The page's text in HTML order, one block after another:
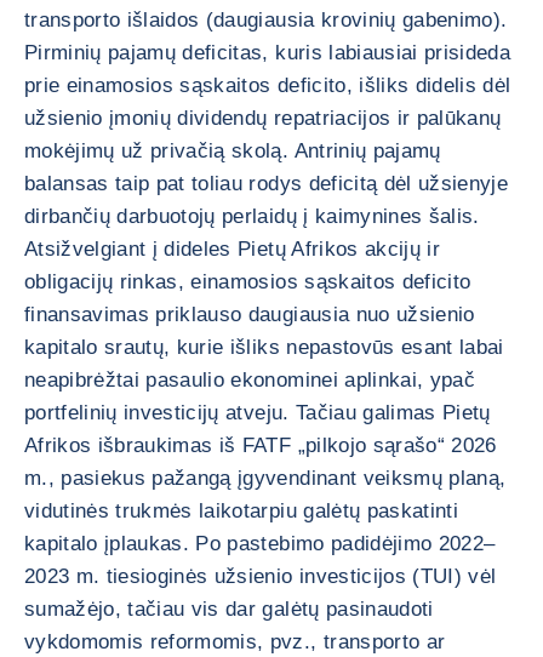
transporto išlaidos (daugiausia krovinių gabenimo).
Pirminių pajamų deficitas, kuris labiausiai prisideda
prie einamosios sąskaitos deficito, išliks didelis dėl
užsienio įmonių dividendų repatriacijos ir palūkanų
mokėjimų už privačią skolą. Antrinių pajamų
balansas taip pat toliau rodys deficitą dėl užsienyje
dirbančių darbuotojų perlaidų į kaimynines šalis.
Atsižvelgiant į dideles Pietų Afrikos akcijų ir
obligacijų rinkas, einamosios sąskaitos deficito
finansavimas priklauso daugiausia nuo užsienio
kapitalo srautų, kurie išliks nepastovūs esant labai
neapibrėžtai pasaulio ekonominei aplinkai, ypač
portfelinių investicijų atveju. Tačiau galimas Pietų
Afrikos išbraukimas iš FATF „pilkojo sąrašo“ 2026
m., pasiekus pažangą įgyvendinant veiksmų planą,
vidutinės trukmės laikotarpiu galėtų paskatinti
kapitalo įplaukas. Po pastebimo padidėjimo 2022–
2023 m. tiesioginės užsienio investicijos (TUI) vėl
sumažėjo, tačiau vis dar galėtų pasinaudoti
vykdomomis reformomis, pvz., transporto ar